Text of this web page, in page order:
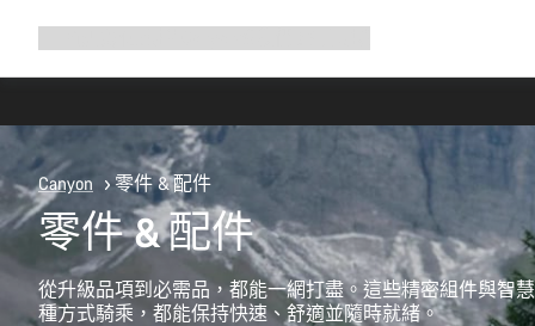
導
Canyon 零件 & 配件
零件 & 配件
從升級品項到必需品，都能一網打盡。這些精密組件與智
種方式騎乘，都能保持快速、舒適並隨時就緒。